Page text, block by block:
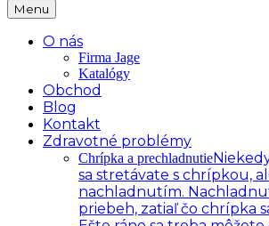
Menu
O nás
Firma Jage
Katalógy
Obchod
Blog
Kontakt
Zdravotné problémy
Chrípka a prechladnutie
sa stretávate s chrípkou,
nachladnutím.
priebeh, zatiaľ čo chrípka